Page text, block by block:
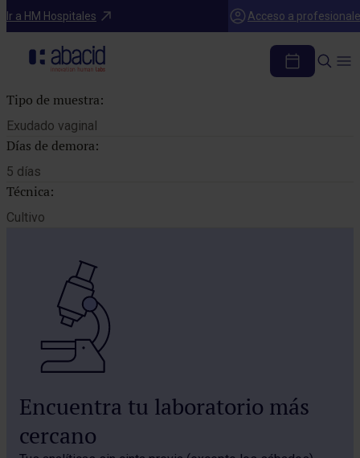
Ir a HM Hospitales Acceso a
Catálogo de pruebas
CULTIVO EXUDADO VAGINAL*
Tipo de muestra:
Exudado vaginal
Días de demora:
5 días
Técnica:
Cultivo
Encuentra tu laboratorio más
cercano